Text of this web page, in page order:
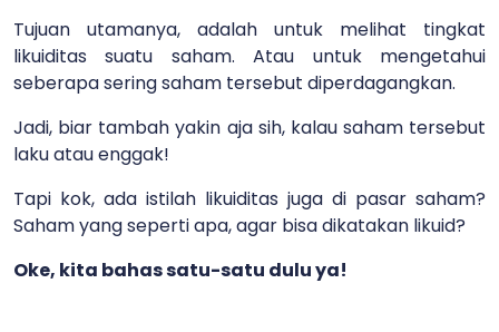
Tujuan utamanya, adalah untuk melihat tingkat
likuiditas suatu saham. Atau untuk mengetahui
seberapa sering saham tersebut diperdagangkan.
Jadi, biar tambah yakin aja sih, kalau saham tersebut
laku atau enggak!
Tapi kok, ada istilah likuiditas juga di pasar saham?
Saham yang seperti apa, agar bisa dikatakan likuid?
Oke, kita bahas satu-satu dulu ya!